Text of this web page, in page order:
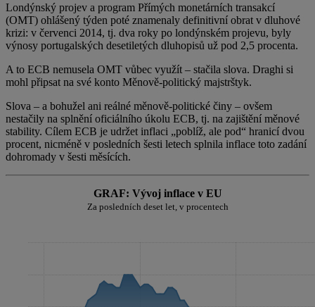
Londýnský projev a program Přímých monetárních transakcí
(OMT) ohlášený týden poté znamenaly definitivní obrat v dluhové
krizi: v červenci 2014, tj. dva roky po londýnském projevu, byly
výnosy portugalských desetiletých dluhopisů už pod 2,5 procenta.
A to ECB nemusela OMT vůbec využít – stačila slova. Draghi si
mohl připsat na své konto Měnově-politický majstrštyk.
Slova – a bohužel ani reálné měnově-politické činy – ovšem
nestačily na splnění oficiálního úkolu ECB, tj. na zajištění měnové
stability. Cílem ECB je udržet inflaci „poblíž, ale pod“ hranicí dvou
procent, nicméně v posledních šesti letech splnila inflace toto zadání
dohromady v šesti měsících.
GRAF: Vývoj inflace v EU
Za posledních deset let, v procentech